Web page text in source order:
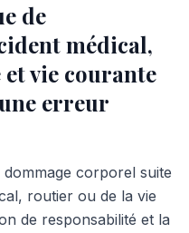
de
médical,
vie courante
erreur
corporel suite
routier ou de la vie
de responsabilité et la